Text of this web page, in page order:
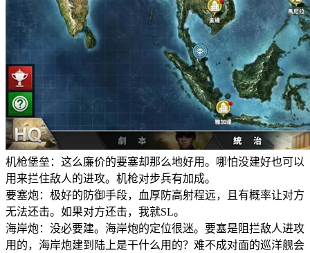
机枪堡垒：这么廉价的要塞却那么地好用。哪怕没建好也可以
用来拦住敌人的进攻。机枪对步兵有加成。
要塞炮：极好的防御手段，血厚防高射程远，且有概率让对方
无法还击。如果对方还击，我就SL。
海岸炮：没必要建。海岸炮的定位很迷。要塞是阻拦敌人进攻
用的，海岸炮建到陆上是干什么用的？难不成对面的巡洋舰会